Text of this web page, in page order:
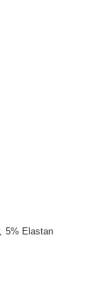
5% Elastan